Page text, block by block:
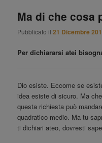
Ma di che cosa
Pubblicato il21 Dicembre
Per dichiararsi atei
Dio esiste. Eccome se
idea esiste di sicuro. Ma
questa richiesta può
quadratico medio. Ma tu
ti dichiari ateo, dovresti